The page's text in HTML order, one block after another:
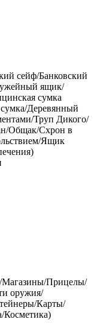
сейф/Банковский
ящик/
сумка
Деревянный
Труп Дикого/
Общак/Схрон в
Ящик
Прицелы/
оружия/
Карты/